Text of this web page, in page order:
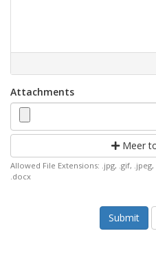
Attachments
Meer
Allowed File Extensions: .jpg, .gif,
.docx